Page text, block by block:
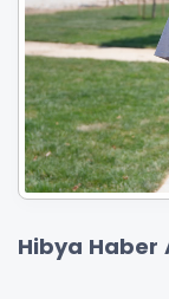
Hibya Haber